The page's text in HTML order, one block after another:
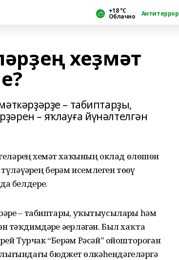
+18 °С
Облачно Антитеррор
хеҙмәт
– табиптарҙы,
– яҡлауға йүнәлтелгән
хеҙмәт хаҡының оклад өлөшөн
берҙәм исемлеген төҙөү
белдерҙе.
– табиптарҙы, уҡытыусыларҙы һәм
тәҡдимдәрҙе әҙерләгән. Был хаҡта
Турчак “Берҙәм Рәсәй” ойоштороған
бюджет өлкәһендәгеләргә